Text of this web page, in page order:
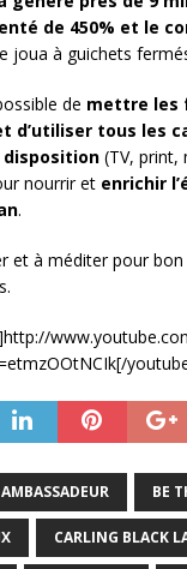
de 450% et le
joua à guichets
de mettre les
d’utiliser tous les
(TV, print,
nourrir et enrichir
.
et à méditer pour
AMBASSADEUR BE
CARLING BLACK